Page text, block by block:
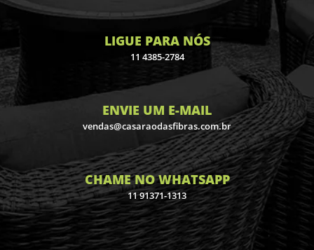
LIGUE PARA NÓS
11 4385-2784
ENVIE UM E-MAIL
vendas@casaraodasfibras.com.br
CHAME NO WHATSAPP
11 91371-1313